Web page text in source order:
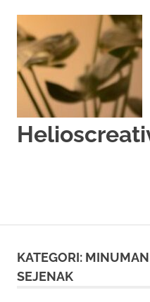
content
KATEGORI:
SEJENAK